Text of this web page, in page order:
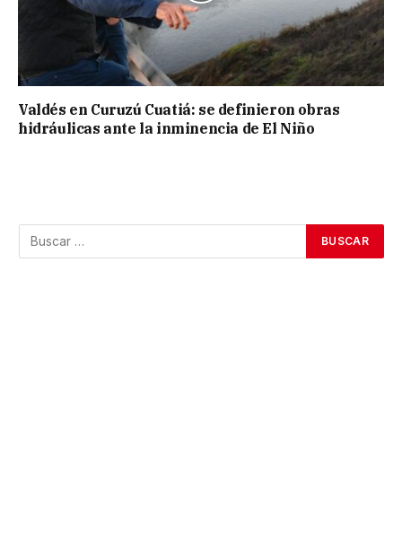
Valdés en Curuzú Cuatiá: se definieron obras
hidráulicas ante la inminencia de El Niño